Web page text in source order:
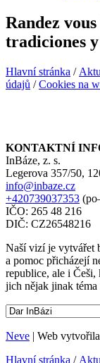
Randez
tradiciones
Hlavní stránka /
údajů /Cookies na
KONTAKTNÍ
InBáze, z. s.
Legerova 357/50,
info@inbaze.cz
+420739037353
IČO: 265 48 216
DIČ: CZ26548216
Naší vizí je vytvářet
a pomoc přicházejí
republice, ale i
jich nějak jinak téma
Neve | Web
Hlavní stránka /